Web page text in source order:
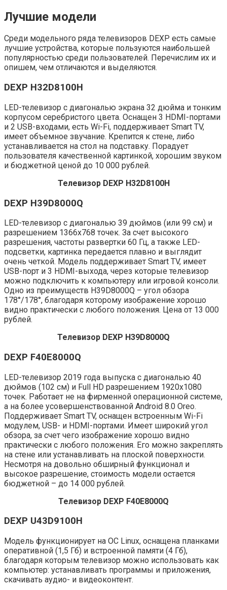
Лучшие модели
Среди модельного ряда телевизоров DEXP есть самые
лучшие устройства, которые пользуются наибольшей
популярностью среди пользователей. Перечислим их и
опишем, чем отличаются и выделяются.
DEXP H32D8100H
LED-телевизор с диагональю экрана 32 дюйма и тонким
корпусом серебристого цвета. Оснащен 3 HDMI-портами
и 2 USB-входами, есть Wi-Fi, поддерживает Smart TV,
имеет объемное звучание. Крепится к стене, либо
устанавливается на стол на подставку. Порадует
пользователя качественной картинкой, хорошим звуком
и бюджетной ценой до 10 000 рублей.
Телевизор DEXP H32D8100H
DEXP H39D8000Q
LED-телевизор с диагональю 39 дюймов (или 99 см) и
разрешением 1366х768 точек. За счет высокого
разрешения, частоты развертки 60 Гц, а также LED-
подсветки, картинка передается плавно и выглядит
очень четкой. Модель поддерживает Smart TV, имеет
USB-порт и 3 HDMI-выхода, через которые телевизор
можно подключить к компьютеру или игровой консоли.
Одно из преимуществ H39D8000Q – угол обзора
178°/178°, благодаря которому изображение хорошо
видно практически с любого положения. Цена от 13 000
рублей.
Телевизор DEXP H39D8000Q
DEXP F40E8000Q
LED-телевизор 2019 года выпуска с диагональю 40
дюймов (102 см) и Full HD разрешением 1920х1080
точек. Работает не на фирменной операционной системе,
а на более усовершенствованной Android 8.0 Oreo.
Поддерживает Smart TV, оснащен встроенным Wi-Fi
модулем, USB- и HDMI-портами. Имеет широкий угол
обзора, за счет чего изображение хорошо видно
практически с любого положения. Его можно закреплять
на стене или устанавливать на плоской поверхности.
Несмотря на довольно обширный функционал и
высокое разрешение, стоимость модели остается
бюджетной – до 14 000 рублей.
Телевизор DEXP F40E8000Q
DEXP U43D9100H
Модель функционирует на ОС Linux, оснащена планками
оперативной (1,5 Гб) и встроенной памяти (4 Гб),
благодаря которым телевизор можно использовать как
компьютер: устанавливать программы и приложения,
скачивать аудио- и видеоконтент.